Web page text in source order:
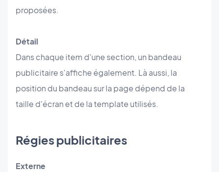
proposées.
Détail
Dans chaque item d'une section, un bandeau
publicitaire s'affiche également. Là aussi, la
position du bandeau sur la page dépend de la
taille d'écran et de la template utilisés.
Régies publicitaires
Externe